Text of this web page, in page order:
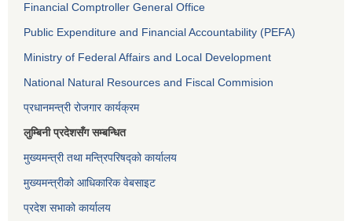
Financial Comptroller General Office
Public Expenditure and Financial Accountability (PEFA)
Ministry of Federal Affairs and Local Development
National Natural Resources and Fiscal Commision
प्रधानमन्त्री रोजगार कार्यक्रम
लुम्बिनी प्रदेशसँग सम्बन्धित
मुख्यमन्त्री तथा मन्त्रिपरिषद्को कार्यालय
मुख्यमन्त्रीको आधिकारिक वेबसाइट
प्रदेश सभाको कार्यालय